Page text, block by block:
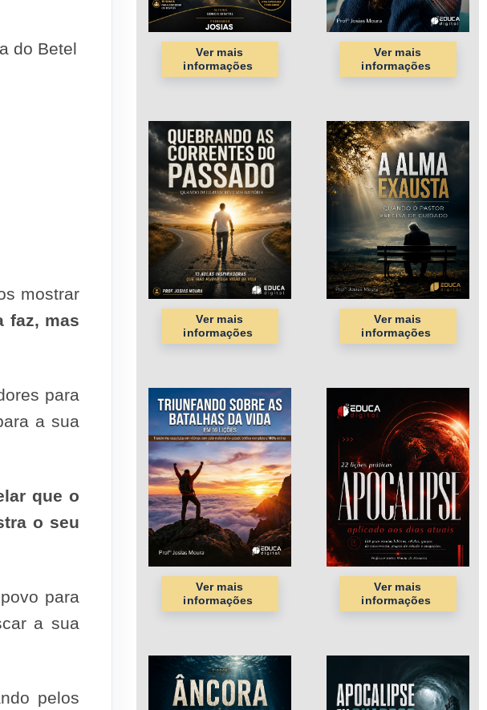
do Betel
mostrar
faz, mas
para
a sua
que o
o seu
para
a sua
pelos